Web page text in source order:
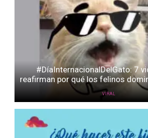
#DíaInternacionalDelGato: 7
reafirman por qué los felinos
VIRAL